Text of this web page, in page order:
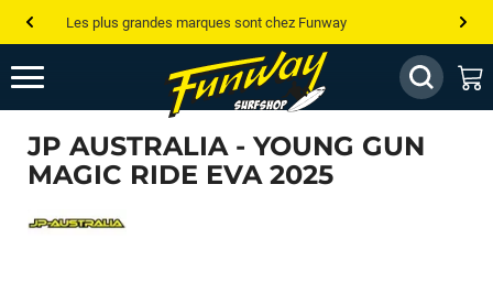
Les plus grandes marques sont chez Funway
Jusqu’à -75% de remise sur le windsurf, wingfoil, etc...
💰 Meilleur prix garanti — Moins cher ailleurs ? On s’aligne !
Besoin de conseils de pro ? Appelle nous !
JP AUSTRALIA - YOUNG GUN
MAGIC RIDE EVA 2025